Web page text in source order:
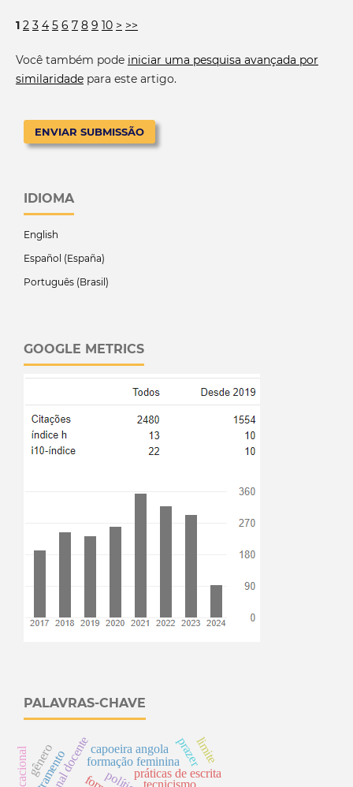
1 2 3 4 5 6 7 8 9 10 > >>
Você também pode iniciar uma pesquisa avançada por
similaridadepara este artigo.
ENVIAR SUBMISSÃO
IDIOMA
English
Español (España)
Português (Brasil)
GOOGLE METRICS
PALAVRAS-CHAVE
e práticas de escrita
formação feminina
tecnicismo
letramento capoeira angola prazerlimite
gênero